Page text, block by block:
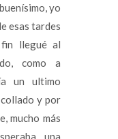
yo
esas tardes
llegué al
como a
un ultimo
y por
mucho más
una